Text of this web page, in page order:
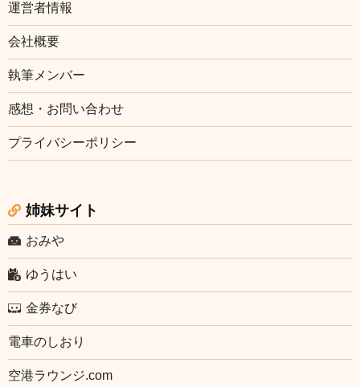
運営者情報
会社概要
執筆メンバー
感想・お問い合わせ
プライバシーポリシー
姉妹サイト
おみや
ゆうはい
金券なび
電車のしおり
空港ラウンジ.com